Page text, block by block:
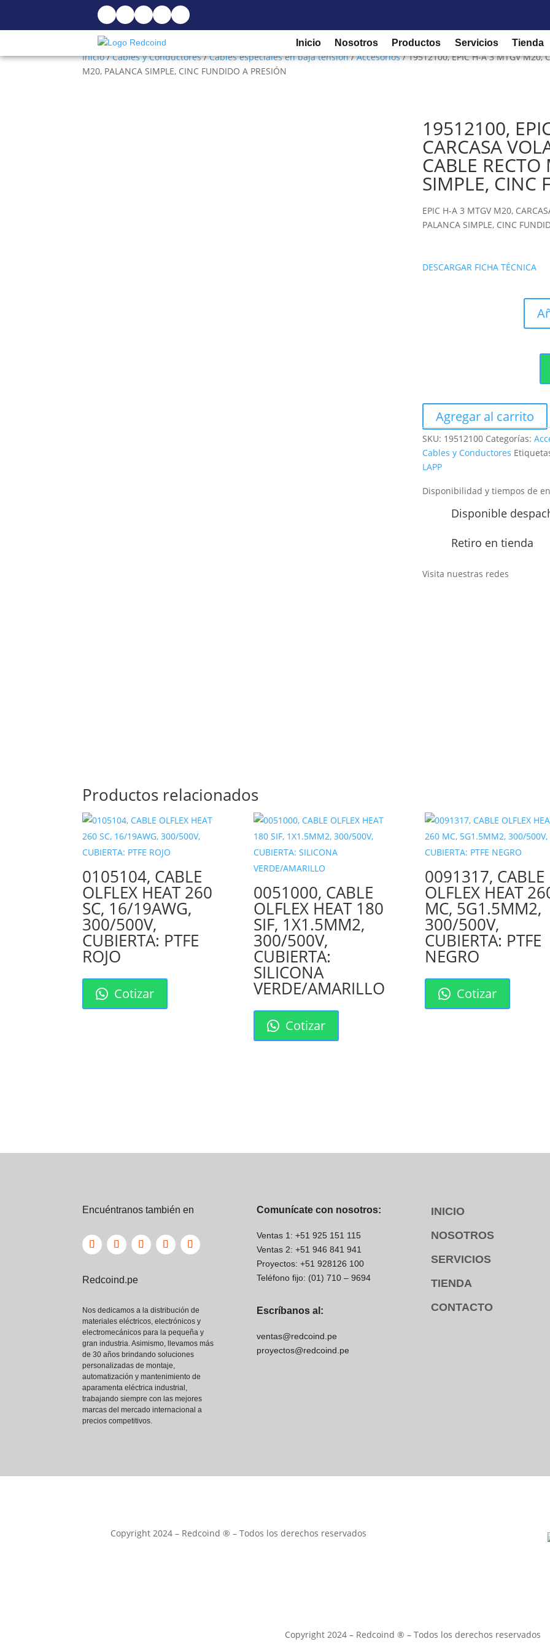
Inicio Nosotros Productos Servicios Tienda
Inicio/Cables y Conductores/Cables especiales en baja tensión/Accesorios/ 19512100, EPIC H-A 3 MTGV M20,
M20, PALANCA SIMPLE, CINC FUNDIDO A PRESIÓN
19512100,
CARCASA
CABLE
SIMPLE, CINC
EPIC H-A 3 MTGV M20,
PALANCA SIMPLE, CINC
DESCARGAR FICHA TÉCNICA
Agregar al carrito
SKU: 19512100 Categorías:
Cables y Conductores
LAPP
Disponibilidad y tiempos de
Disponible
Retiro en tienda
Visita nuestras redes
Productos relacionados
0105104, CABLE
OLFLEX HEAT 260
SC, 16/19AWG,
300/500V,
CUBIERTA: PTFE
ROJO
Cotizar
0051000, CABLE
OLFLEX HEAT 180
SIF, 1X1.5MM2,
300/500V,
CUBIERTA:
SILICONA
VERDE/AMARILLO
Cotizar
0091317, CABLE
OLFLEX HEAT
MC, 5G1.5MM2,
300/500V,
CUBIERTA: PTFE
NEGRO
Cotizar
Encuéntranos también en
Redcoind.pe
Nos dedicamos a la distribución de
materiales eléctricos, electrónicos y
electromecánicos para la pequeña y
gran industria. Asimismo, llevamos más
de 30 años brindando soluciones
personalizadas de montaje,
automatización y mantenimiento de
aparamenta eléctrica industrial,
trabajando siempre con las mejores
marcas del mercado internacional a
precios competitivos.
Comunícate con nosotros:
Ventas 1: +51 925 151 115
Ventas 2: +51 946 841 941
Proyectos: +51 928126 100
Teléfono fijo: (01) 710 – 9694
Escríbanos al:
ventas@redcoind.pe
proyectos@redcoind.pe
INICIO
NOSOTROS
SERVICIOS
TIENDA
CONTACTO
Copyright 2024 – Redcoind ® – Todos los derechos reservados
Copyright 2024 – Redcoind ® – Todos los derechos reservados